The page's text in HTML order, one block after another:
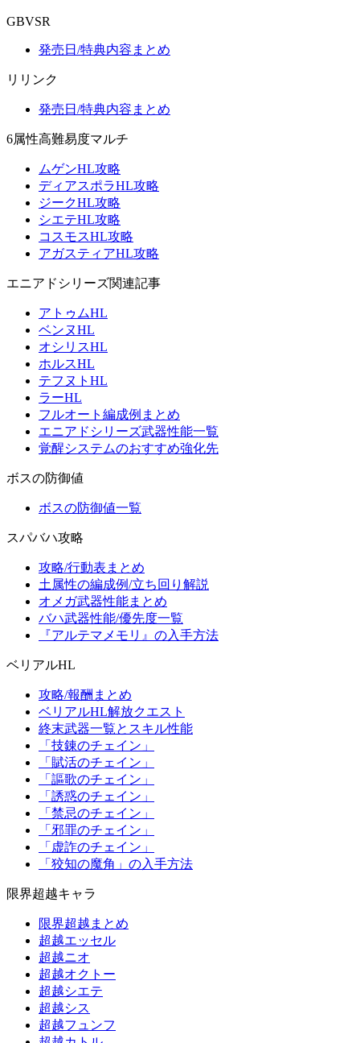
GBVSR
発売日/特典内容まとめ
リリンク
発売日/特典内容まとめ
6属性高難易度マルチ
ムゲンHL攻略
ディアスポラHL攻略
ジークHL攻略
シエテHL攻略
コスモスHL攻略
アガスティアHL攻略
エニアドシリーズ関連記事
アトゥムHL
ベンヌHL
オシリスHL
ホルスHL
テフヌトHL
ラーHL
フルオート編成例まとめ
エニアドシリーズ武器性能一覧
覚醒システムのおすすめ強化先
ボスの防御値
ボスの防御値一覧
スパバハ攻略
攻略/行動表まとめ
土属性の編成例/立ち回り解説
オメガ武器性能まとめ
バハ武器性能/優先度一覧
『アルテマメモリ』の入手方法
ベリアルHL
攻略/報酬まとめ
ベリアルHL解放クエスト
終末武器一覧とスキル性能
「技錬のチェイン」
「賦活のチェイン」
「謳歌のチェイン」
「誘惑のチェイン」
「禁忌のチェイン」
「邪罪のチェイン」
「虚詐のチェイン」
「狡知の魔角」の入手方法
限界超越キャラ
限界超越まとめ
超越エッセル
超越ニオ
超越オクトー
超越シエテ
超越シス
超越フュンフ